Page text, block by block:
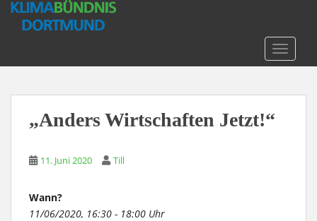
„Anders Wirtschaften Jetzt!“
11. Juni 2020 Till
Wann?
11/06/2020, 16:30 - 18:00 Uhr